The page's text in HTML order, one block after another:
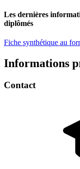
Les dernières
diplômés
Fiche synthétique au
Informations
Contact